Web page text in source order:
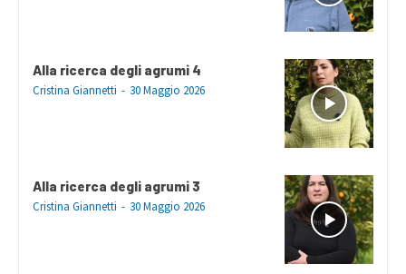
Alla ricerca degli agrumi 4
Cristina Giannetti - 30 Maggio 2026
Alla ricerca degli agrumi 3
Cristina Giannetti - 30 Maggio 2026